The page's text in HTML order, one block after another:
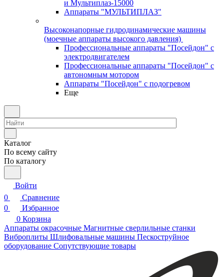
и Мультиплаз-15000
Аппараты "МУЛЬТИПЛАЗ"
Высоконапорные гидродинамические машины
(моечные аппараты высокого давления)
Профессиональные аппараты "Посейдон" с
электродвигателем
Профессиональные аппараты "Посейдон" с
автономным мотором
Аппараты "Посейдон" с подогревом
Еще
Каталог
По всему сайту
По каталогу
Войти
0
Сравнение
0
Избранное
0 Корзина
Аппараты окрасочные Магнитные сверлильные станки
Виброплиты Шлифовальные машины Пескоструйное
оборудование Сопутствующие товары